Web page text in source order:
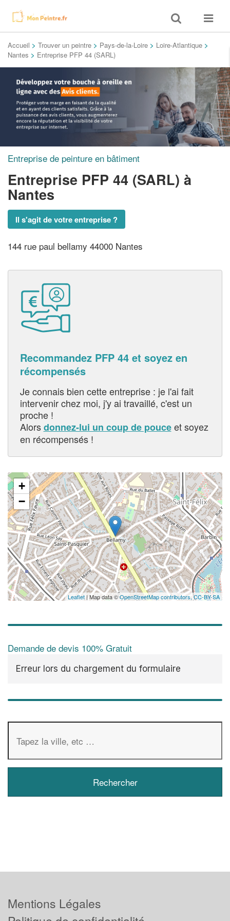
Toggle
search
Toggle
Accueil > Trouver un peintre > Pays-de-la-Loire > Loire-Atlantique >
Nantes > Entreprise PFP 44 (SARL)
Entreprise de peinture en bâtiment
Entreprise PFP 44 (SARL) à
Nantes
Il s'agit de votre entreprise ?
144 rue paul bellamy 44000 Nantes
Recommandez PFP 44 et soyez en
récompensés
Je connais bien cette entreprise : je l'ai fait
intervenir chez moi, j'y ai travaillé, c'est un
proche !
Alorsdonnez-lui un coup de pouceet soyez
en récompensés !
+
−
Leaflet | Map data ©OpenStreetMap contributors,CC-BY-SA
Demande de devis 100% Gratuit
Erreur lors du chargement du formulaire
Mentions Légales